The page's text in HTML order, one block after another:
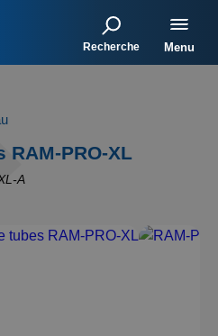
Recherche Menu
RAM-PRO-XL
A